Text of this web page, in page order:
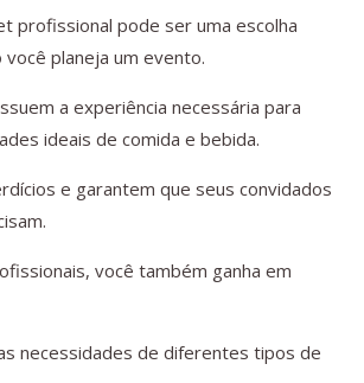
profissional pode ser uma escolha
planeja um evento.
a experiência necessária para
ideais de comida e bebida.
e garantem que seus convidados
você também ganha em
necessidades de diferentes tipos de